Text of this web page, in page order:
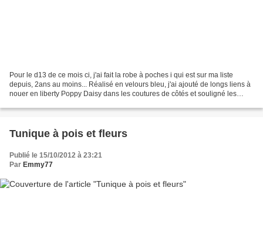
Pour le d13 de ce mois ci, j'ai fait la robe à poches i qui est sur ma liste
depuis, 2ans au moins... Réalisé en velours bleu, j'ai ajouté de longs liens à
nouer en liberty Poppy Daisy dans les coutures de côtés et souligné les
Tunique à pois et fleurs
Publié le 15/10/2012 à 23:21
Par Emmy77